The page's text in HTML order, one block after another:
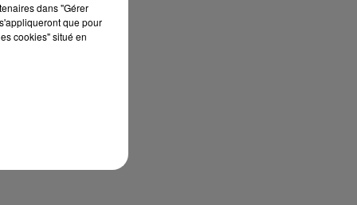
dans "Gérer
que pour
cookies" situé en